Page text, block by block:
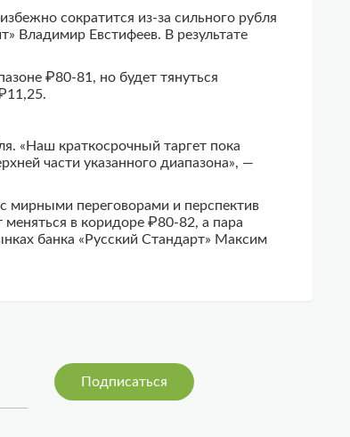
сократится из-за сильного рубля
Владимир Евстифеев. В результате
₽80-81, но будет тянуться
«Наш краткосрочный таргет пока
части указанного диапазона», —
мирными переговорами и перспектив
в коридоре ₽80-82, а пара
банка «Русский Стандарт» Максим